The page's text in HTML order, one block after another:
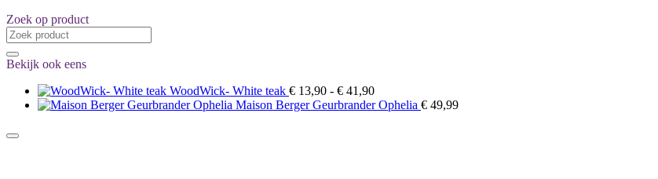
Zoek op product
Zoeken
naar:
Bekijk ook eens
WoodWick- White teak € 13,90 - € 41,90Prijsklasse:
€ 13,90
Maison Berger Geurbrander Ophelia € 49,99